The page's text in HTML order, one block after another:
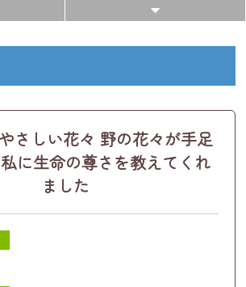
さしい花々 野の花々が手足
に生命の尊さを教えてくれ
ました